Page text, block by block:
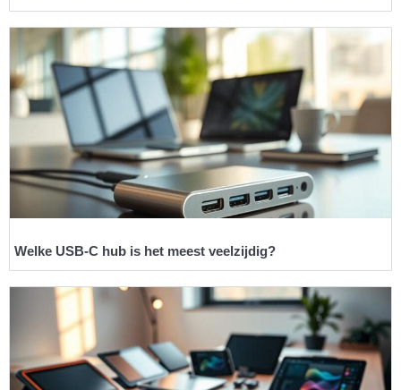
Welke USB-C hub is het meest veelzijdig?